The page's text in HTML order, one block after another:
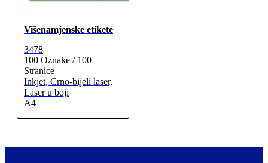
Višenamjenske etikete
3478
100 Oznake / 100
Stranice
Inkjet, Crno-bijeli laser,
Laser u boji
A4